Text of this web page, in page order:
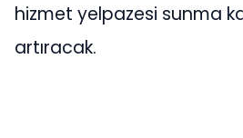
hizmet yelpazesi sunma
artıracak.